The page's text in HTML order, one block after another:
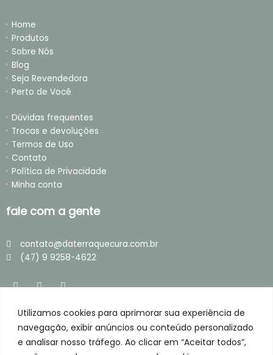
Utilizamos cookies para aprimorar sua experiência de
navegação, exibir anúncios ou conteúdo personalizado
e analisar nosso tráfego. Ao clicar em “Aceitar todos”,
Home
Produtos
Sobre Nós
Blog
Seja Revendedora
Perto de Você
Dúvidas frequentes
Trocas e devoluções
Termos de Uso
Contato
Política de Privacidade
Minha conta
fale com a gente
contato@daterraquecura.com.br
(47) 9 9258-4622
I
n
t
a
g
a
F
a
e
b
o
o
k
T
i
t
o
k
loja segura